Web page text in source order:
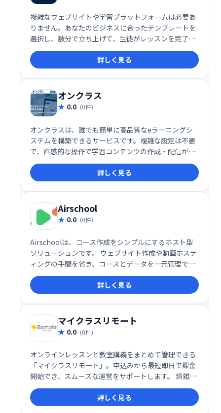
複雑なウェブサイトや学習プラットフォームは必要あ
りません。あなたのビジネスに合ったテンプレートを
選択し、数分で立ち上げて、生徒がレッスンを完了
し、より良い結果を得て、学習体験を愛するのを手伝
ってください。
詳しく見る
オンクラス
0.0 (0件)
オンクラスは、誰でも簡単に高品質なeラーニングシ
ステムを構築できるサービスです。複雑な設定は不要
で、直感的な操作で学習コンテンツの作成・配信が可
能。充実した機能で、効果的なeラーニングを実現
し、学習者の満足度向上に貢献します。
詳しく見る
Airschool
0.0 (0件)
Airschoolは、コース作成をシンプルにするホスト型
ソリューションです。 ウェブサイト作成や動画ホステ
ィングの手間を省き、コースとデータを一元管理でき
ます。 洗練された公開プロファイルで、学習者へ効果
的にコースを提供可能です。 複雑な設定不要で、すぐ
にコース公開を始められます。
詳しく見る
マイクラスリモート
0.0 (0件)
オンラインレッスンと教室講義をまとめて管理できる
「マイクラスリモート」。申込みから最短即日で課金
開始でき、スムーズな運営をサポートします。 煩雑な
管理業務を効率化し、運営の負担を軽減。 柔軟なシス
テムで、様々な学習形態に対応可能です。
詳しく見る